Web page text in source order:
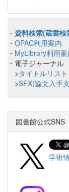
・ 資料検索(蔵書検
・ OPAC利用案内
・ MyLibrary利用案
・電子ジャーナル
>タイトルリスト
>SFX(論文入手
図書館公式SNS
学術